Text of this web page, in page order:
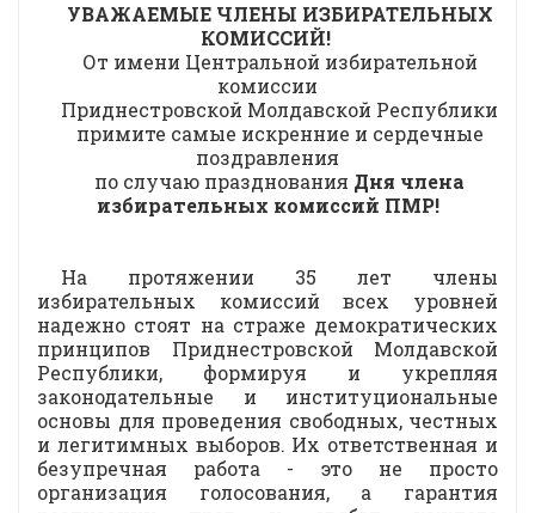
УВАЖАЕМЫЕ ЧЛЕНЫ ИЗБИРАТЕЛЬНЫХ
КОМИССИЙ!
От имени Центральной избирательной
комиссии
Приднестровской Молдавской Республики
примите самые искренние и сердечные
поздравления
по случаю празднования Дня члена
избирательных комиссий ПМР!
На протяжении 35 лет члены
избирательных комиссий всех уровней
надежно стоят на страже демократических
принципов Приднестровской Молдавской
Республики, формируя и укрепляя
законодательные и институциональные
основы для проведения свободных, честных
и легитимных выборов. Их ответственная и
безупречная работа - это не просто
организация голосования, а гарантия